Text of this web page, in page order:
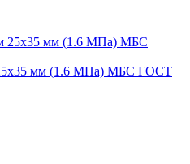
мм (1.6 МПа) МБС ГОСТ